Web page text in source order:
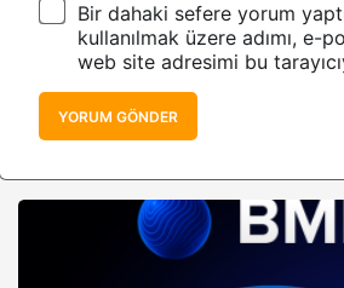
Bir dahaki sefere yorum
kullanılmak üzere adımı, e-
web site adresimi bu
YORUM GÖNDER